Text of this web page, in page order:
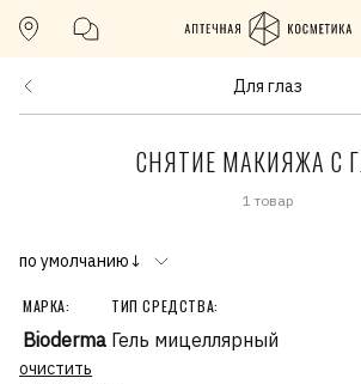
Для глаз
СНЯТИЕ МАКИЯЖА С
1 товар
по умолчанию↓
МАРКА:
Bioderma
ТИП СРЕДСТВА:
Гель мицеллярный
очистить